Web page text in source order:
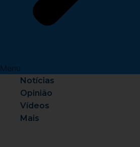
Menu
Notícias
Opinião
Vídeos
Mais